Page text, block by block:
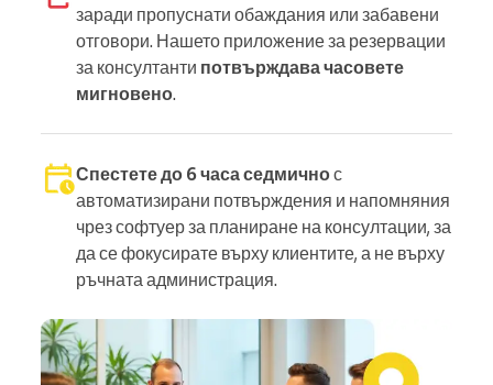
заради пропуснати обаждания или забавени
отговори. Нашето приложение за резервации
за консултанти потвърждава часовете
мигновено.
Спестете до 6 часа седмичнос
автоматизирани потвърждения и напомняния
чрез софтуер за планиране на консултации, за
да се фокусирате върху клиентите, а не върху
ръчната администрация.